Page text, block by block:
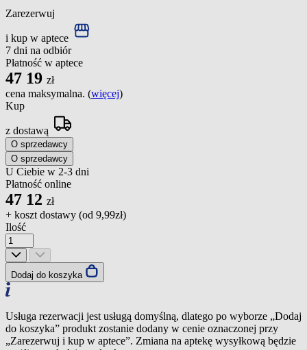
Zarezerwuj
i kup w aptece
7 dni na odbiór
Płatność w aptece
47 19 zł
cena maksymalna. (więcej)
Kup
z dostawą
O sprzedawcy
O sprzedawcy
U Ciebie w 2-3 dni
Płatność online
47 12 zł
+ koszt dostawy (od 9,99zł)
Ilość
Dodaj do koszyka
Usługa rezerwacji jest usługą domyślną, dlatego po wyborze „Dodaj
do koszyka” produkt zostanie dodany w cenie oznaczonej przy
„Zarezerwuj i kup w aptece”. Zmiana na aptekę wysyłkową będzie